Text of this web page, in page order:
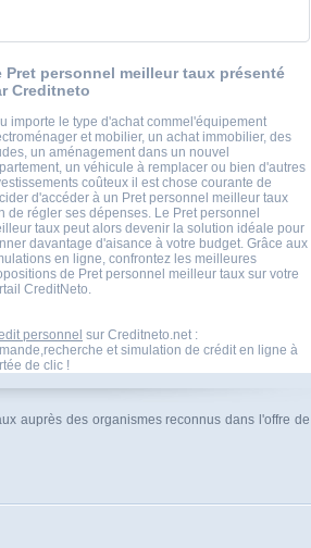
Pret personnel meilleur taux présenté
Creditneto
importe le type d'achat commel'équipement
et mobilier, un achat immobilier, des
un aménagement dans un nouvel
un véhicule à remplacer ou bien d'autres
coûteux il est chose courante de
d'accéder à un Pret personnel meilleur taux
de régler ses dépenses. Le Pret personnel
taux peut alors devenir la solution idéale pour
davantage d'aisance à votre budget. Grâce aux
en ligne, confrontez les meilleures
de Pret personnel meilleur taux sur votre
CreditNeto.
personnel sur Creditneto.net :
et simulation de crédit en ligne à
de clic !
auprès des organismes reconnus dans l'offre de